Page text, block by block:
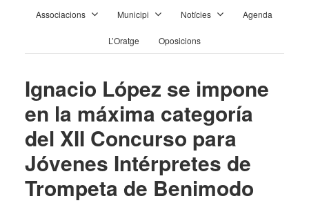
Associacions Municipi Notícies Agenda
L’Oratge Oposicions
Ignacio López se impone
en la máxima categoría
del XII Concurso para
Jóvenes Intérpretes de
Trompeta de Benimodo